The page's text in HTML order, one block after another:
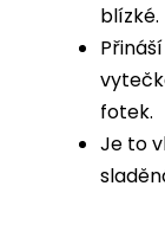
blízké.
fotek.
Je to